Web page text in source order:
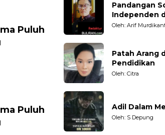
Puluh
Puluh
Pandangan
Independen
Oleh: Arif
Patah Arang
Pendidikan
Oleh: Citra
Adil Dalam
Oleh: S Depung